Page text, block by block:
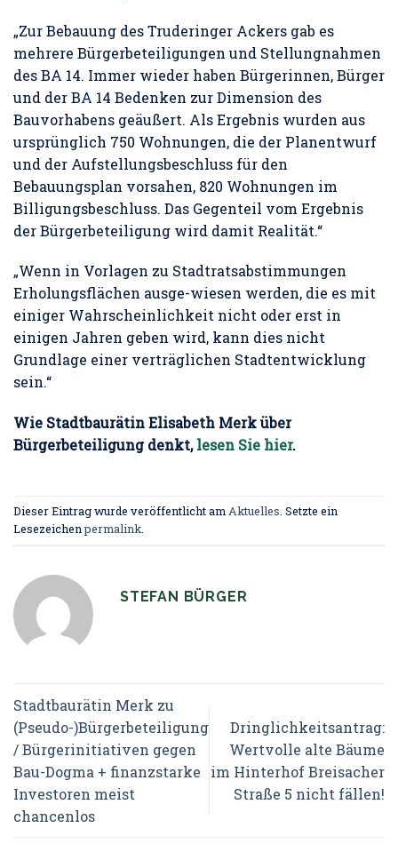
„Zur Bebauung des Truderinger Ackers gab es
mehrere Bürgerbeteiligungen und Stellungnahmen
des BA 14. Immer wieder haben Bürgerinnen, Bürger
und der BA 14 Bedenken zur Dimension des
Bauvorhabens geäußert. Als Ergebnis wurden aus
ursprünglich 750 Wohnungen, die der Planentwurf
und der Aufstellungsbeschluss für den
Bebauungsplan vorsahen, 820 Wohnungen im
Billigungsbeschluss. Das Gegenteil vom Ergebnis
der Bürgerbeteiligung wird damit Realität.“
„Wenn in Vorlagen zu Stadtratsabstimmungen
Erholungsflächen ausge-wiesen werden, die es mit
einiger Wahrscheinlichkeit nicht oder erst in
einigen Jahren geben wird, kann dies nicht
Grundlage einer verträglichen Stadtentwicklung
sein.“
Wie Stadtbaurätin Elisabeth Merk über
Bürgerbeteiligung denkt,lesen Sie hier.
Dieser Eintrag wurde veröffentlicht amAktuelles. Setzte ein
Lesezeichenpermalink.
STEFAN BÜRGER
Stadtbaurätin Merk zu
(Pseudo-)Bürgerbeteiligung
/ Bürgerinitiativen gegen
Bau-Dogma + finanzstarke
Investoren meist
chancenlos
Dringlichkeitsantrag:
Wertvolle alte Bäume
im Hinterhof Breisacher
Straße 5 nicht fällen!